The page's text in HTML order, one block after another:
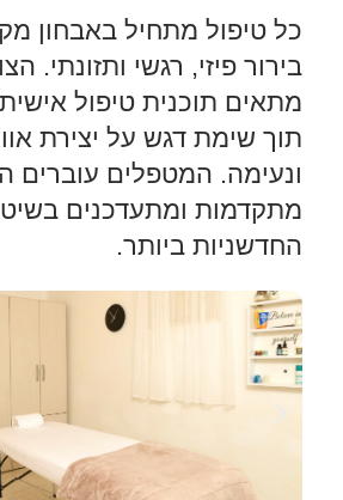
כל טיפול מתחיל באבחון
בירור פיזי, רגשי ותזונתי.
מתאים תוכנית טיפול
תוך שימת דגש על יצירת
ונעימה. המטפלים עוברים
מתקדמות ומתעדכנים
החדשניות ביותר.